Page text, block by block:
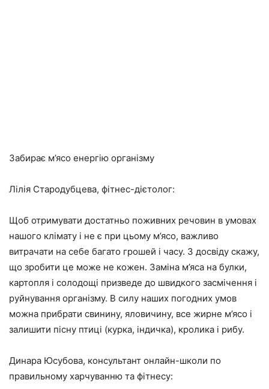
Забирає м’ясо енергію організму
Лілія Стародубцева, фітнес-дієтолог:
Щоб отримувати достатньо поживних речовин в умовах
нашого клімату і не є при цьому м’ясо, важливо
витрачати на себе багато грошей і часу. З досвіду скажу,
що зробити це може не кожен. Заміна м’яса на булки,
картопля і солодощі призведе до швидкого засмічення і
руйнування організму. В силу наших погодних умов
можна прибрати свинину, яловичину, все жирне м’ясо і
залишити пісну птиці (курка, індичка), кролика і рибу.
Динара Юсубова, консультант онлайн-школи по
правильному харчуванню та фітнесу: